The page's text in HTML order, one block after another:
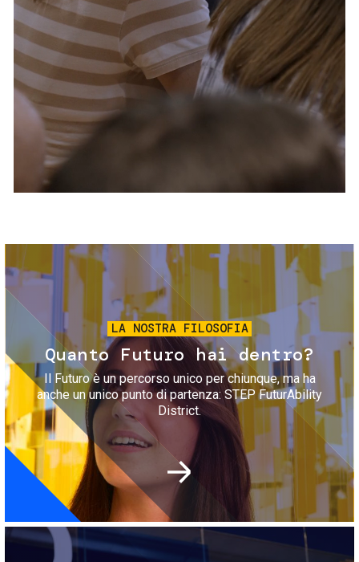
Servizi e accessibilità
Contatti
FAQ
Biglietti
Immagine
LA NOSTRA FILOSOFIA
Quanto Futuro hai dentro?
Il Futuro è un percorso unico per chiunque, ma ha
anche un unico punto di partenza: STEP FuturAbility
District.
Immagine